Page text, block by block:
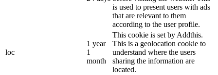
is used to present users with ads
that are relevant to them
according to the user profile.
loc
1 year
1
month
This cookie is set by Addthis.
This is a geolocation cookie to
understand where the users
sharing the information are
located.